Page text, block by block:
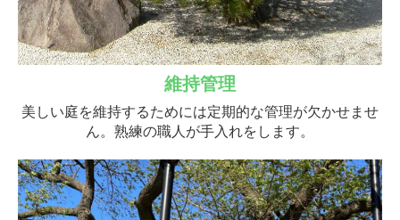
維持管理
美しい庭を維持するためには定期的な管理が欠かせませ
ん。熟練の職人が手入れをします。